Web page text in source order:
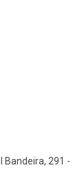
Bandeira, 291 -